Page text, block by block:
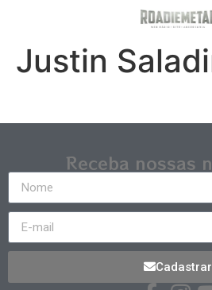
Justin
Receba nossas
Cadastrar